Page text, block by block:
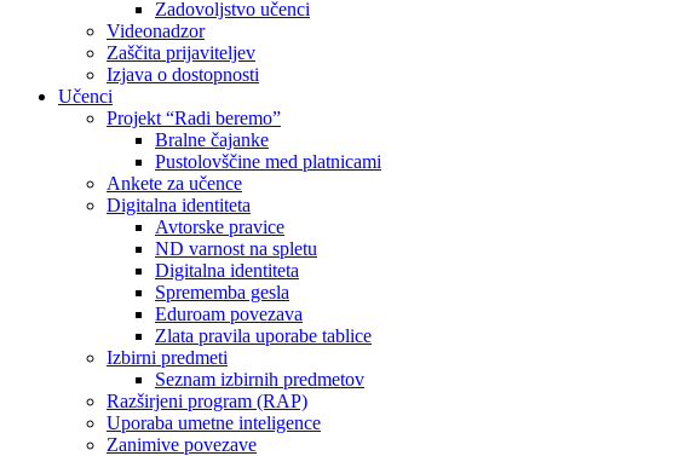
Zadovoljstvo učenci
Videonadzor
Zaščita prijaviteljev
Izjava o dostopnosti
Učenci
Projekt “Radi beremo”
Bralne čajanke
Pustolovščine med platnicami
Ankete za učence
Digitalna identiteta
Avtorske pravice
ND varnost na spletu
Digitalna identiteta
Sprememba gesla
Eduroam povezava
Zlata pravila uporabe tablice
Izbirni predmeti
Seznam izbirnih predmetov
Razširjeni program (RAP)
Uporaba umetne inteligence
Zanimive povezave